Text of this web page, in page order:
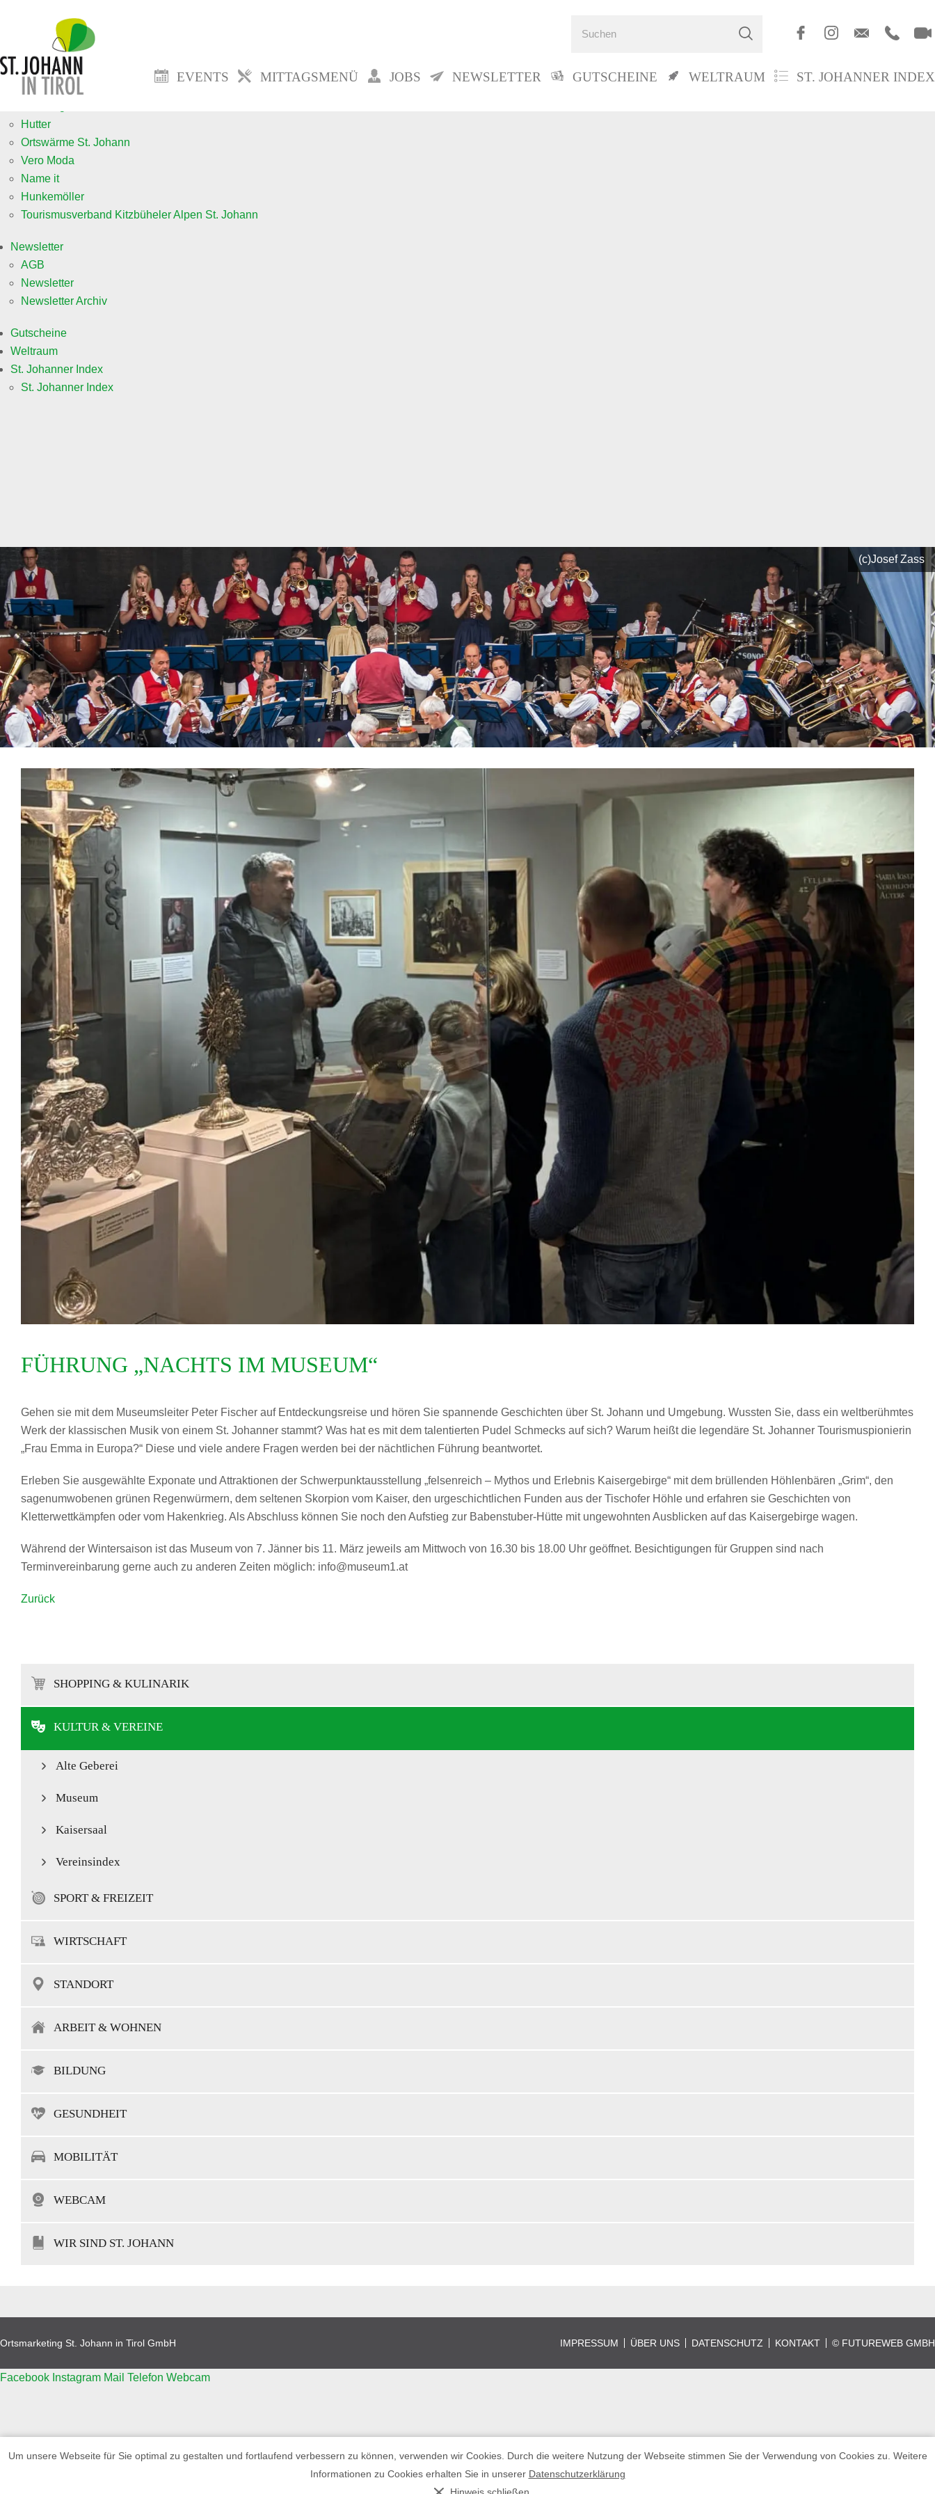
EVENTS MITTAGSMENÜ JOBS NEWSLETTER GUTSCHEINE WELTRAUM ST. JOHANNER INDEX
Veranstaltung anmelden neu
Mittagsmenü
Jobs
Hutter
Ortswärme St. Johann
Vero Moda
Name it
Hunkemöller
Tourismusverband Kitzbüheler Alpen St. Johann
Newsletter
AGB
Newsletter
Newsletter Archiv
Gutscheine
Weltraum
St. Johanner Index
St. Johanner Index
(c)Josef Zass
FÜHRUNG „NACHTS IM MUSEUM“
Gehen sie mit dem Museumsleiter Peter Fischer auf Entdeckungsreise und hören Sie spannende Geschichten über St. Johann und Umgebung. Wussten Sie, dass ein weltberühmtes
Werk der klassischen Musik von einem St. Johanner stammt? Was hat es mit dem talentierten Pudel Schmecks auf sich? Warum heißt die legendäre St. Johanner Tourismuspionierin
„Frau Emma in Europa?“ Diese und viele andere Fragen werden bei der nächtlichen Führung beantwortet.
Erleben Sie ausgewählte Exponate und Attraktionen der Schwerpunktausstellung „felsenreich – Mythos und Erlebnis Kaisergebirge“ mit dem brüllenden Höhlenbären „Grim“, den
sagenumwobenen grünen Regenwürmern, dem seltenen Skorpion vom Kaiser, den urgeschichtlichen Funden aus der Tischofer Höhle und erfahren sie Geschichten von
Kletterwettkämpfen oder vom Hakenkrieg. Als Abschluss können Sie noch den Aufstieg zur Babenstuber-Hütte mit ungewohnten Ausblicken auf das Kaisergebirge wagen.
Während der Wintersaison ist das Museum von 7. Jänner bis 11. März jeweils am Mittwoch von 16.30 bis 18.00 Uhr geöffnet. Besichtigungen für Gruppen sind nach
Terminvereinbarung gerne auch zu anderen Zeiten möglich: info@museum1.at
Zurück
SHOPPING & KULINARIK
KULTUR & VEREINE
Alte Geberei
Museum
Kaisersaal
Vereinsindex
SPORT & FREIZEIT
WIRTSCHAFT
STANDORT
ARBEIT & WOHNEN
BILDUNG
GESUNDHEIT
MOBILITÄT
WEBCAM
WIR SIND ST. JOHANN
Ortsmarketing St. Johann in Tirol GmbH IMPRESSUM ÜBER UNS DATENSCHUTZ KONTAKT © FUTUREWEB GMBH
Facebook Instagram Mail Telefon Webcam
Um unsere Webseite für Sie optimal zu gestalten und fortlaufend verbessern zu können, verwenden wir Cookies. Durch die weitere Nutzung der Webseite stimmen Sie der Verwendung von Cookies zu. Weitere
Informationen zu Cookies erhalten Sie in unserer Datenschutzerklärung